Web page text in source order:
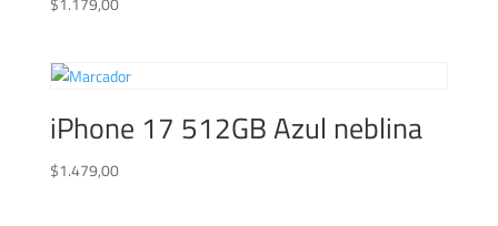
iPhone 17 512GB Azul neblina
$1.479,00